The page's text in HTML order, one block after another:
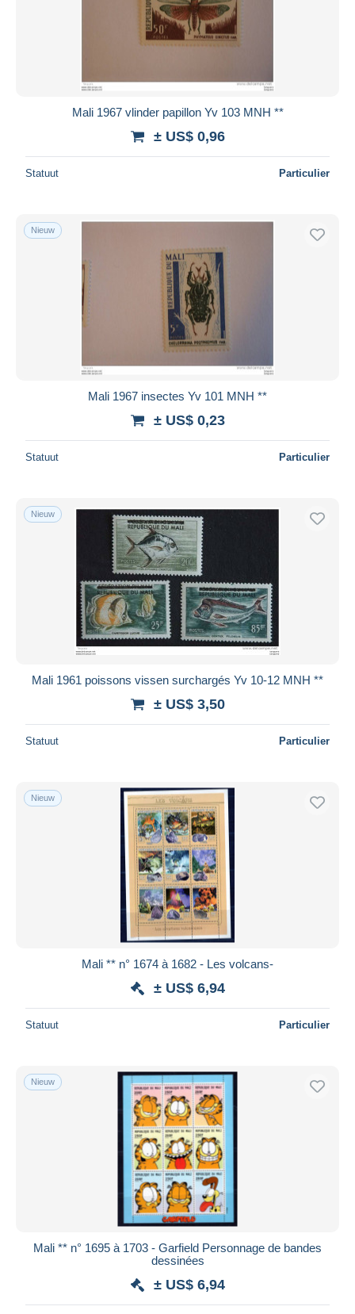
Mali 1967 vlinder papillon Yv 103 MNH **
± US$ 0,96
Statuut Particulier
Nieuw
Mali 1967 insectes Yv 101 MNH **
± US$ 0,23
Statuut Particulier
Nieuw
Mali 1961 poissons vissen surchargés Yv 10-12 MNH **
± US$ 3,50
Statuut Particulier
Nieuw
Mali ** n° 1674 à 1682 - Les volcans-
± US$ 6,94
Statuut Particulier
Nieuw
Mali ** n° 1695 à 1703 - Garfield Personnage de bandes
dessinées
± US$ 6,94